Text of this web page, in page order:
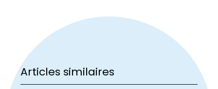
Articles similaires